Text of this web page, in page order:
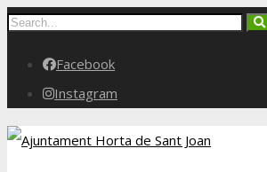
Facebook
Instagram